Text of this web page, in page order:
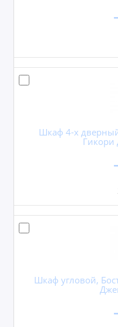
Шкаф 4-х
Гикори
Шкаф угловой,